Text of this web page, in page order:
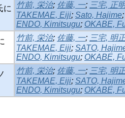
に
竹前, 栄治; 佐藤, 一; 三宅, 正
TAKEMAE, Eiji; Sato, Hajime;
ENDO, Kimitsugu; OKABE,
竹前, 栄治; 佐藤, 一; 三宅, 明
TAKEMAE, Eiji; SATO,
ENDO, Kimitsugu; OKABE,
竹前, 栄治; 佐藤, 一; 三宅, 明
TAKEMAE, Eiji; SATO,
ENDO, Kimitsugu; OKABE,